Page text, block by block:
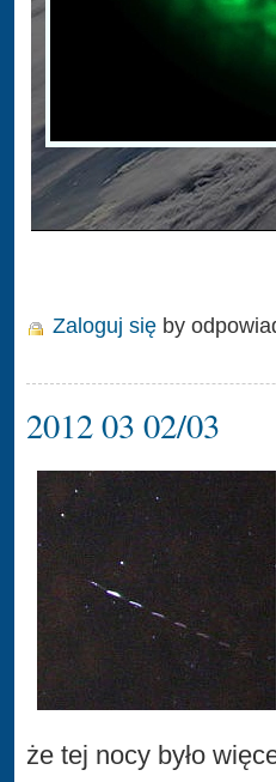
Zaloguj się by
2012 03 02/03
że tej nocy było